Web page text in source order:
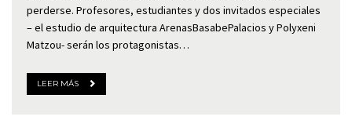
perderse. Profesores, estudiantes y dos invitados especiales
– el estudio de arquitectura ArenasBasabePalacios y Polyxeni
Matzou- serán los protagonistas…
LEER MÁS